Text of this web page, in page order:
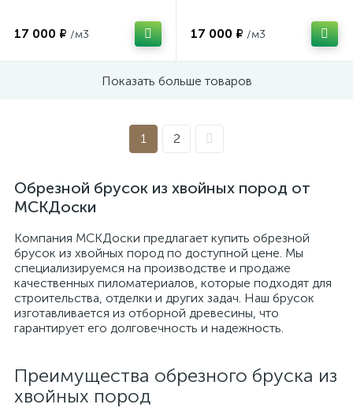
17 000 ₽ /м3 17 000 ₽ /м3
Показать больше товаров
1 2
Обрезной брусок из хвойных пород от
МСКДоски
Компания МСКДоски предлагает купить обрезной
брусок из хвойных пород по доступной цене. Мы
специализируемся на производстве и продаже
качественных пиломатериалов, которые подходят для
строительства, отделки и других задач. Наш брусок
изготавливается из отборной древесины, что
гарантирует его долговечность и надежность.
Преимущества обрезного бруска из
хвойных пород